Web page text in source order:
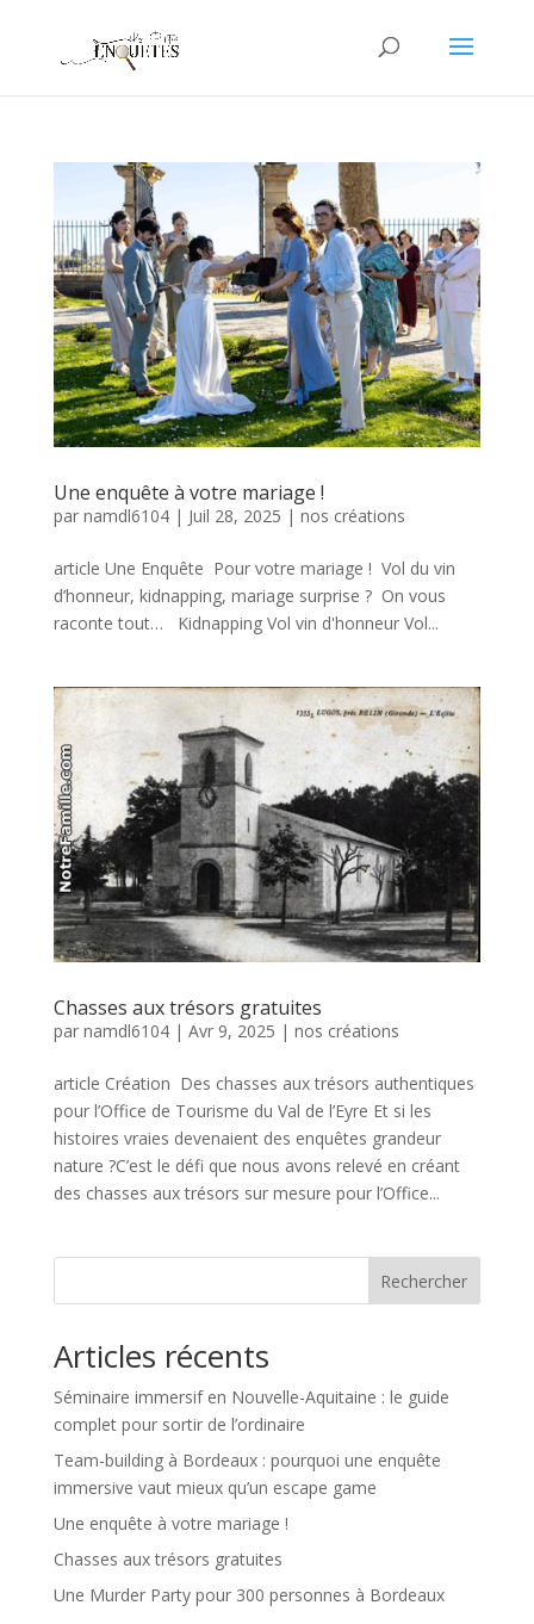
Une enquête à votre mariage !
par namdl6104| Juil 28, 2025 | nos créations
article Une Enquête Pour votre mariage ! Vol du vin
d’honneur, kidnapping, mariage surprise ? On vous
raconte tout… Kidnapping Vol vin d'honneur Vol...
Chasses aux trésors gratuites
par namdl6104| Avr 9, 2025 | nos créations
article Création Des chasses aux trésors authentiques
pour l’Office de Tourisme du Val de l’Eyre Et si les
histoires vraies devenaient des enquêtes grandeur
nature ?C’est le défi que nous avons relevé en créant
des chasses aux trésors sur mesure pour l’Office...
Rechercher
Articles récents
Séminaire immersif en Nouvelle-Aquitaine : le guide
complet pour sortir de l’ordinaire
Team-building à Bordeaux : pourquoi une enquête
immersive vaut mieux qu’un escape game
Une enquête à votre mariage !
Chasses aux trésors gratuites
Une Murder Party pour 300 personnes à Bordeaux